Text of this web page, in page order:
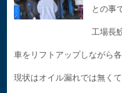
との事
工場長
車をリフトアップしながら
現状はオイル漏れでは無く